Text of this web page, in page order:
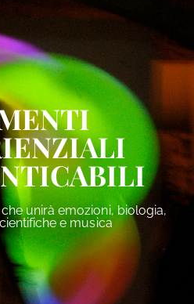
unirà emozioni, biologia,
e musica